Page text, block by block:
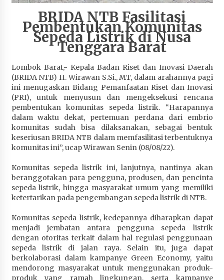
1 bulan ago
BRIDA NTB Fasilitasi
Pembentukan Komunitas
Sepeda Listrik di Nusa
Tenggara Barat
Lombok Barat,- Kepala Badan Riset dan Inovasi Daerah
(BRIDA NTB) H. Wirawan S.Si., MT, dalam arahannya pagi
ini menugaskan Bidang Pemanfaatan Riset dan Inovasi
(PRI), untuk menyusun dan mengeksekusi rencana
pembentukan komunitas sepeda listrik. “Harapannya
dalam waktu dekat, pertemuan perdana dari embrio
komunitas sudah bisa dilaksanakan, sebagai bentuk
keseriusan BRIDA NTB dalam memfasilitasi terbentuknya
komunitas ini”, ucap Wirawan Senin (08/08/22).
Komunitas sepeda listrik ini, lanjutnya, nantinya akan
beranggotakan para pengguna, produsen, dan pencinta
sepeda listrik, hingga masyarakat umum yang memiliki
ketertarikan pada pengembangan sepeda listrik di NTB.
Komunitas sepeda listrik, kedepannya diharapkan dapat
menjadi jembatan antara pengguna sepeda listrik
dengan otoritas terkait dalam hal regulasi penggunaan
sepeda listrik di jalan raya. Selain itu, juga dapat
berkolaborasi dalam kampanye Green Economy, yaitu
mendorong masyarakat untuk menggunakan produk-
produk yang ramah lingkungan, serta kampanye